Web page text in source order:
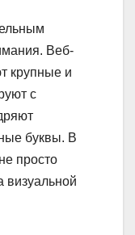
Веб-
крупные и
с
буквы. В
просто
визуальной